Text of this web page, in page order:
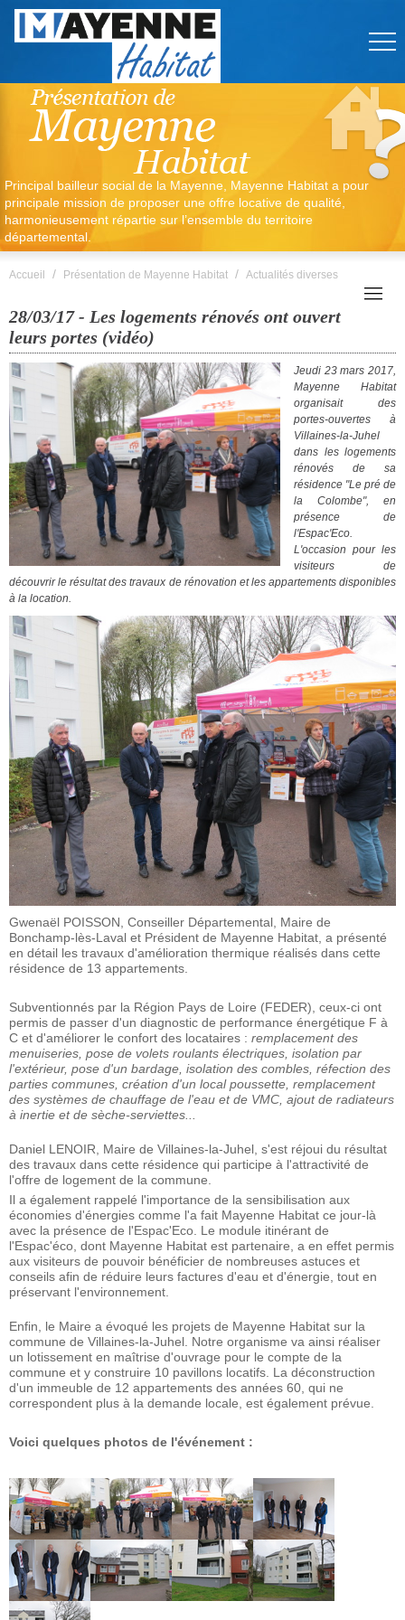
Principal bailleur social de la Mayenne, Mayenne Habitat a pour
principale mission de proposer une offre locative de qualité,
harmonieusement répartie sur l’ensemble du territoire
départemental.
Accueil / Présentation de Mayenne Habitat / Actualités diverses
28/03/17 - Les logements rénovés ont ouvert
leurs portes (vidéo)
Jeudi 23 mars 2017,
Mayenne Habitat
organisait des
portes-ouvertes à
Villaines-la-Juhel
dans les logements
rénovés de sa
résidence "Le pré de
la Colombe", en
présence de
l'Espac'Eco.
L'occasion pour les
visiteurs de
découvrir le résultat des travaux de rénovation et les appartements disponibles
à la location.
Gwenaël POISSON, Conseiller Départemental, Maire de
Bonchamp-lès-Laval et Président de Mayenne Habitat, a présenté
en détail les travaux d'amélioration thermique réalisés dans cette
résidence de 13 appartements.
Subventionnés par la Région Pays de Loire (FEDER), ceux-ci ont
permis de passer d'un diagnostic de performance énergétique F à
C et d'améliorer le confort des locataires : remplacement des
menuiseries, pose de volets roulants électriques, isolation par
l'extérieur, pose d'un bardage, isolation des combles, réfection des
parties communes, création d'un local poussette, remplacement
des systèmes de chauffage de l'eau et de VMC, ajout de radiateurs
à inertie et de sèche-serviettes...
Daniel LENOIR, Maire de Villaines-la-Juhel, s'est réjoui du résultat
des travaux dans cette résidence qui participe à l'attractivité de
l'offre de logement de la commune.
Il a également rappelé l'importance de la sensibilisation aux
économies d'énergies comme l'a fait Mayenne Habitat ce jour-là
avec la présence de l'Espac'Eco. Le module itinérant de
l'Espac'éco, dont Mayenne Habitat est partenaire, a en effet permis
aux visiteurs de pouvoir bénéficier de nombreuses astuces et
conseils afin de réduire leurs factures d'eau et d'énergie, tout en
préservant l'environnement.
Enfin, le Maire a évoqué les projets de Mayenne Habitat sur la
commune de Villaines-la-Juhel. Notre organisme va ainsi réaliser
un lotissement en maîtrise d'ouvrage pour le compte de la
commune et y construire 10 pavillons locatifs. La déconstruction
d'un immeuble de 12 appartements des années 60, qui ne
correspondent plus à la demande locale, est également prévue.
Voici quelques photos de l'événement :